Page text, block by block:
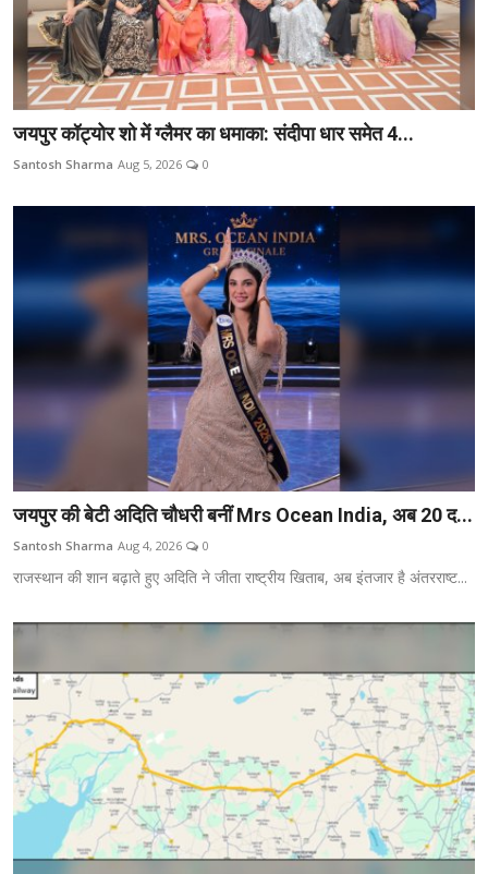
जयपुर कॉट्योर शो में ग्लैमर का धमाका: संदीपा धार समेत 4...
Santosh Sharma Aug 5, 2026 0
जयपुर की बेटी अदिति चौधरी बनीं Mrs Ocean India, अब 20 द...
Santosh Sharma Aug 4, 2026 0
राजस्थान की शान बढ़ाते हुए अदिति ने जीता राष्ट्रीय खिताब, अब इंतजार है अंतरराष्ट...